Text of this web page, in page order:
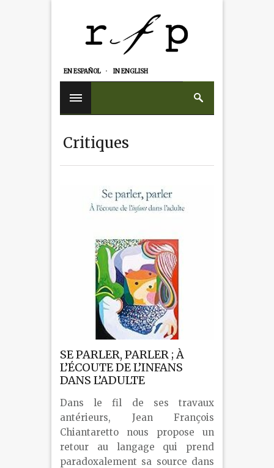
EN ESPAÑOL IN ENGLISH
Critiques
SE PARLER, PARLER ; À
L’ÉCOUTE DE L’INFANS
DANS L’ADULTE
Dans le fil de ses travaux
antérieurs, Jean François
Chiantaretto nous propose un
retour au langage qui prend
paradoxalement sa source dans